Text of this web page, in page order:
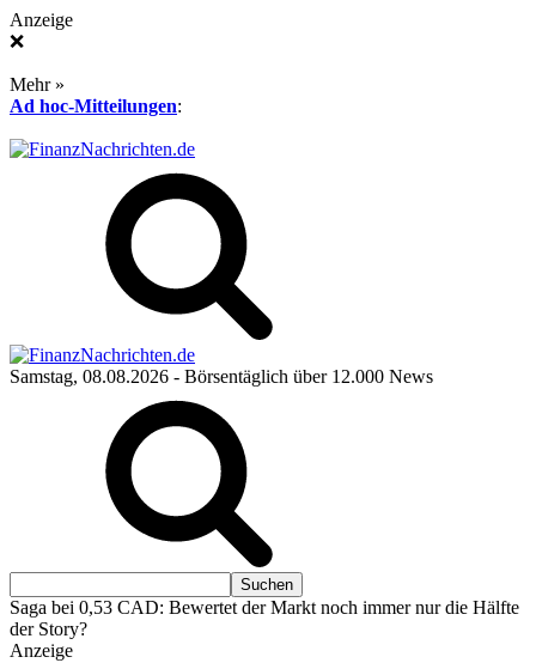
Anzeige
❌
Mehr »
Ad hoc-Mitteilungen:
Samstag, 08.08.2026 - Börsentäglich über 12.000 News
Saga bei 0,53 CAD: Bewertet der Markt noch immer nur die Hälfte
der Story?
Anzeige